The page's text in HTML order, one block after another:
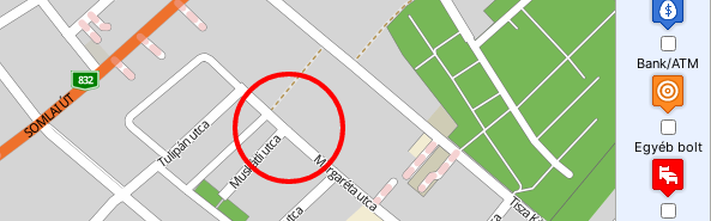
Bank/ATM
Egyéb bolt